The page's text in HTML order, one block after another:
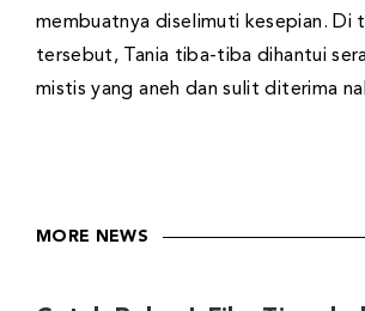
membuatnya diselimuti kesepian. Di
tersebut, Tania tiba-tiba dihantui
mistis yang aneh dan sulit diterima
MORE NEWS